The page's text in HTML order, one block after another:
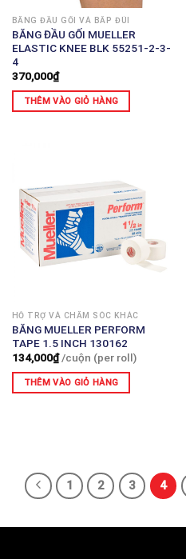
BĂNG ĐẦU GỐI VÀ BẮP ĐÙI
BĂNG ĐẦU GỐI MUELLER
ELASTIC KNEE BLK 55251-2-3-
4
370,000₫
THÊM VÀO GIỎ HÀNG
HỖ TRỢ VÀ CHĂM SÓC KHÁC
BĂNG MUELLER PERFORM
TAPE 1.5 INCH 130162
134,000₫ /cuộn (per roll)
THÊM VÀO GIỎ HÀNG
1 2 3 4